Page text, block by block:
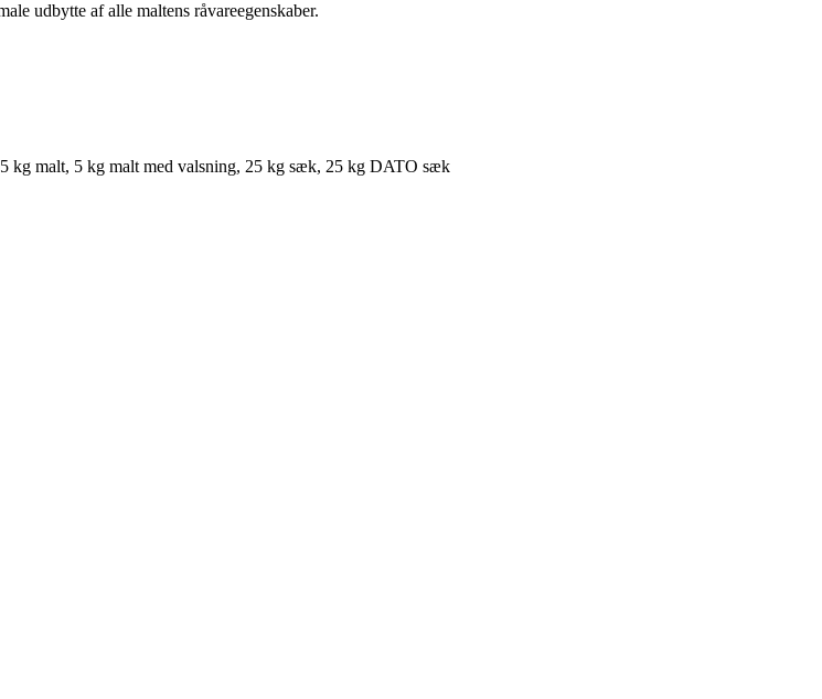
udbytte af alle maltens råvareegenskaber.
kg malt, 5 kg malt med valsning, 25 kg sæk, 25 kg DATO sæk